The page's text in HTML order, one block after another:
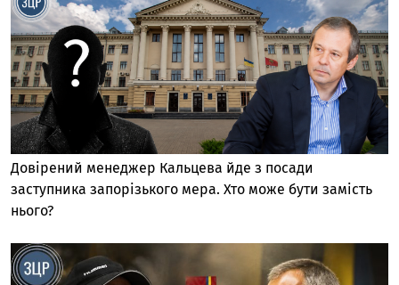
Довірений менеджер Кальцева йде з посади
заступника запорізького мера. Хто може бути замість
нього?